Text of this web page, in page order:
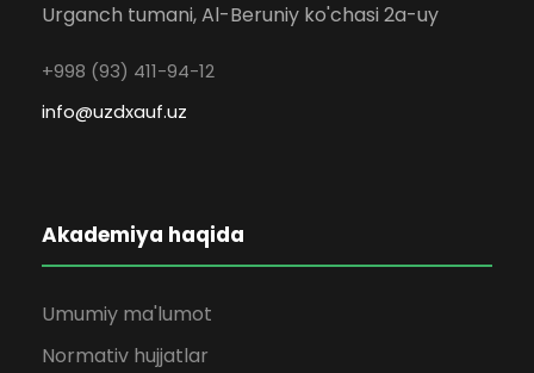
Urganch tumani, Al-Beruniy ko'chasi 2a-uy
+998 (93) 411-94-12
info@uzdxauf.uz
Akademiya haqida
Umumiy ma'lumot
Normativ hujjatlar